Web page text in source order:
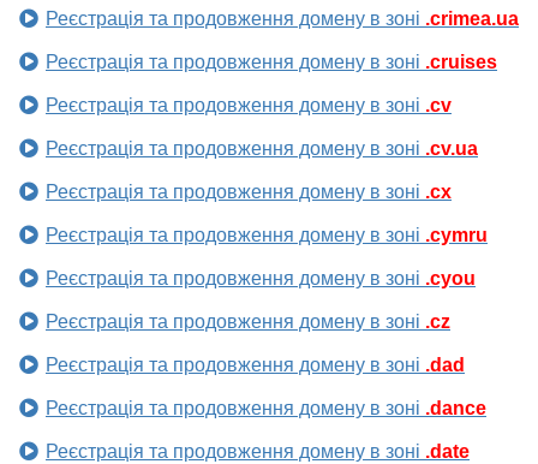
Реєстрація та продовження домену в зоні .crimea.ua
Реєстрація та продовження домену в зоні .cruises
Реєстрація та продовження домену в зоні .cv
Реєстрація та продовження домену в зоні .cv.ua
Реєстрація та продовження домену в зоні .cx
Реєстрація та продовження домену в зоні .cymru
Реєстрація та продовження домену в зоні .cyou
Реєстрація та продовження домену в зоні .cz
Реєстрація та продовження домену в зоні .dad
Реєстрація та продовження домену в зоні .dance
Реєстрація та продовження домену в зоні .date